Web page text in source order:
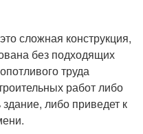
сложная конструкция,
без подходящих
труда
работ либо
либо приведет к